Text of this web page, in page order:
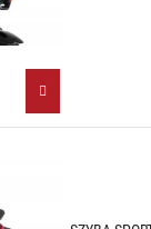
(H) (F)
(J)